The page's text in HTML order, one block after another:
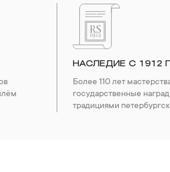
НАСЛЕДИЕ С 1912
Более 110 лет
государственные
традициями